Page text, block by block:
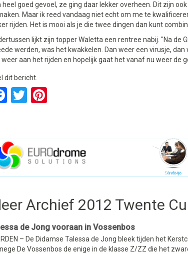
heel goed gevoel, ze ging daar lekker overheen. Dit zijn
Maar ik reed vandaag niet echt om me te
rijden. Het is mooi als je die twee dingen dan kunt
lijkt zijn topper Waletta een rentree nabij. "Na de
werden, was het kwakkelen. Dan weer een virusje,
weer aan het rijden en hopelijk gaat het vanaf nu weer de
dit bericht.
Facebook
TwitterPinterest
Archief 2012 Twente
de Jong vooraan in Vossenbos
– De Didamse Talessa de Jong bleek tijden het
De Vossenbos de enige in de klasse Z/ZZ die het